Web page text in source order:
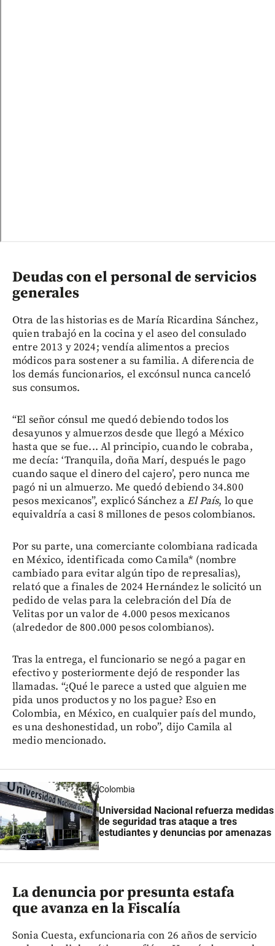
Deudas con el personal de servicios
generales
Otra de las historias es de María Ricardina Sánchez,
quien trabajó en la cocina y el aseo del consulado
entre 2013 y 2024; vendía alimentos a precios
módicos para sostener a su familia. A diferencia de
los demás funcionarios, el excónsul nunca canceló
sus consumos.
“El señor cónsul me quedó debiendo todos los
desayunos y almuerzos desde que llegó a México
hasta que se fue... Al principio, cuando le cobraba,
me decía: ‘Tranquila, doña Marí, después le pago
cuando saque el dinero del cajero’, pero nunca me
pagó ni un almuerzo. Me quedó debiendo 34.800
pesos mexicanos”, explicó Sánchez aEl País, lo que
equivaldría a casi 8 millones de pesos colombianos.
Por su parte, una comerciante colombiana radicada
en México, identificada como Camila* (nombre
cambiado para evitar algún tipo de represalias),
relató que a finales de 2024 Hernández le solicitó un
pedido de velas para la celebración del Día de
Velitas por un valor de 4.000 pesos mexicanos
(alrededor de 800.000 pesos colombianos).
Tras la entrega, el funcionario se negó a pagar en
efectivo y posteriormente dejó de responder las
llamadas. “¿Qué le parece a usted que alguien me
pida unos productos y no los pague? Eso en
Colombia, en México, en cualquier país del mundo,
es una deshonestidad, un robo”, dijo Camila al
medio mencionado.
Colombia
Universidad Nacional refuerza medidas
de seguridad tras ataque a tres
estudiantes y denuncias por amenazas
La denuncia por presunta estafa
que avanza en la Fiscalía
Sonia Cuesta, exfuncionaria con 26 años de servicio